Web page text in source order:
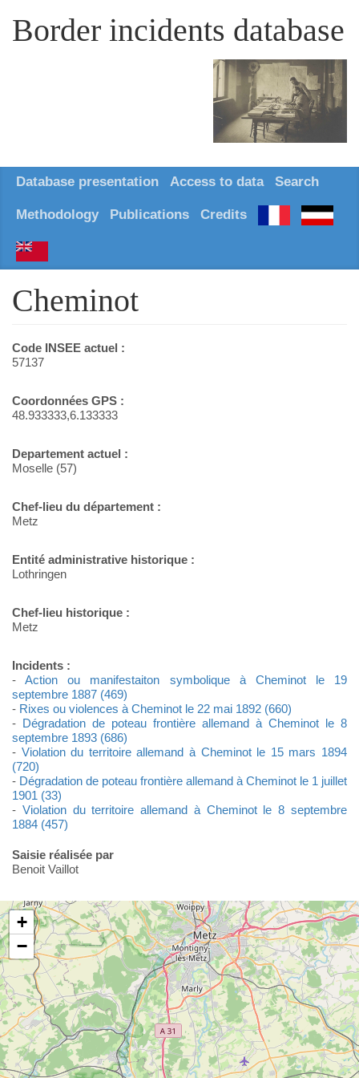
Border incidents database
Database presentation Access to data Search
Methodology Publications Credits
Cheminot
Code INSEE actuel :
57137
Coordonnées GPS :
48.933333,6.133333
Departement actuel :
Moselle (57)
Chef-lieu du département :
Metz
Entité administrative historique :
Lothringen
Chef-lieu historique :
Metz
Incidents :
-Action ou manifestaiton symbolique à Cheminot le 19
septembre 1887 (469)
- Rixes ou violences à Cheminot le 22 mai 1892 (660)
- Dégradation de poteau frontière allemand à Cheminot le 8
septembre 1893 (686)
- Violation du territoire allemand à Cheminot le 15 mars 1894
(720)
- Dégradation de poteau frontière allemand à Cheminot le 1 juillet
1901 (33)
- Violation du territoire allemand à Cheminot le 8 septembre
1884 (457)
Saisie réalisée par
Benoit Vaillot
+
−